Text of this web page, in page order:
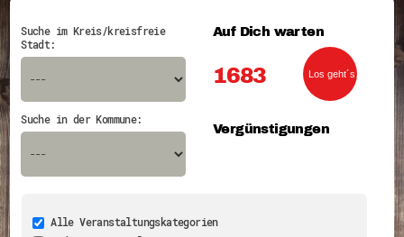
Zeugnisbeiblatt
Mach dich schlau
GEMA-Pakt
Energiepreiskrise und Ehrenamt
Generationsübergreifend aktiv
Patenschaftsprojekte
Vereine, Spenden, Steuern - Gut zu Wissen
Versicherungsschutz
Suche im Kreis/kreisfreie
Stadt:
Suche in der Kommune:
Auf Dich warten
1683
Vergünstigungen
Alle Veranstaltungskategorien